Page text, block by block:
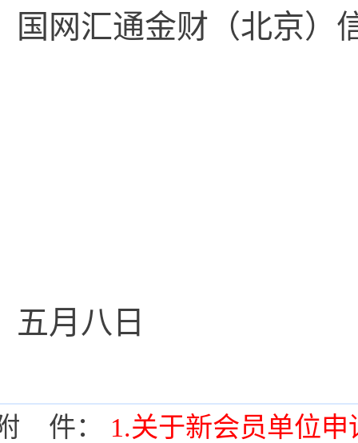
国网汇通金财（北京）
五月八日
件： 1.关于新会员单位